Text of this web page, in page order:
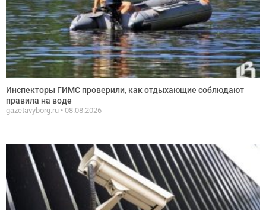
Инспекторы ГИМС проверили, как отдыхающие соблюдают
правила на воде
gazetavyborg.ru 08.08.2026